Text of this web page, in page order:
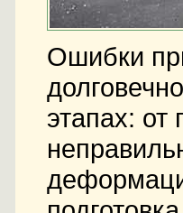
Ошибки
этапах: